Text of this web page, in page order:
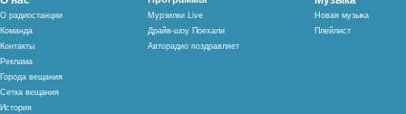
О радиостанции
Команда
Контакты
Реклама
Города вещания
Сетка вещания
История
Мурзилки Live
Драйв-шоу Поехали
Авторадио поздравляет
Новая музыка
Плейлист